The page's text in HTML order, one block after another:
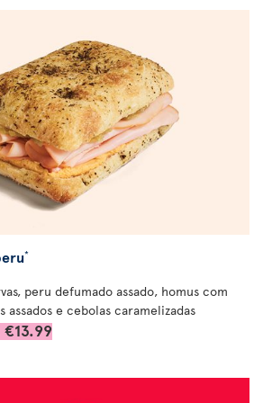
*
peru defumado assado, homus com
assados e cebolas caramelizadas